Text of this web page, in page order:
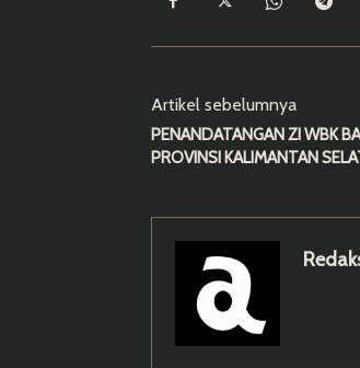
Artikel sebelumnya
PENANDATANGAN ZI WBK
PROVINSI KALIMANTAN